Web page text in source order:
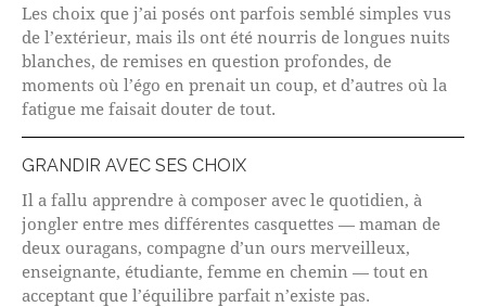
Les choix que j’ai posés ont parfois semblé simples vus
de l’extérieur, mais ils ont été nourris de longues nuits
blanches, de remises en question profondes, de
moments où l’égo en prenait un coup, et d’autres où la
fatigue me faisait douter de tout.
GRANDIR AVEC SES CHOIX
Il a fallu apprendre à composer avec le quotidien, à
jongler entre mes différentes casquettes — maman de
deux ouragans, compagne d’un ours merveilleux,
enseignante, étudiante, femme en chemin — tout en
acceptant que l’équilibre parfait n’existe pas.